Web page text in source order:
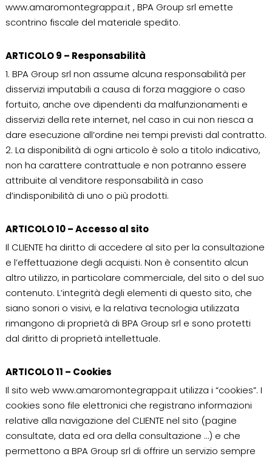
www.amaromontegrappa.it , BPA Group srl emette
scontrino fiscale del materiale spedito.
ARTICOLO 9 – Responsabilità
1. BPA Group srl non assume alcuna responsabilità per
disservizi imputabili a causa di forza maggiore o caso
fortuito, anche ove dipendenti da malfunzionamenti e
disservizi della rete internet, nel caso in cui non riesca a
dare esecuzione all’ordine nei tempi previsti dal contratto.
2. La disponibilità di ogni articolo è solo a titolo indicativo,
non ha carattere contrattuale e non potranno essere
attribuite al venditore responsabilità in caso
d’indisponibilità di uno o più prodotti.
ARTICOLO 10 – Accesso al sito
Il CLIENTE ha diritto di accedere al sito per la consultazione
e l’effettuazione degli acquisti. Non è consentito alcun
altro utilizzo, in particolare commerciale, del sito o del suo
contenuto. L’integrità degli elementi di questo sito, che
siano sonori o visivi, e la relativa tecnologia utilizzata
rimangono di proprietà di BPA Group srl e sono protetti
dal diritto di proprietà intellettuale.
ARTICOLO 11 – Cookies
Il sito web www.amaromontegrappa.it utilizza i “cookies”. I
cookies sono file elettronici che registrano informazioni
relative alla navigazione del CLIENTE nel sito (pagine
consultate, data ed ora della consultazione …) e che
permettono a BPA Group srl di offrire un servizio sempre